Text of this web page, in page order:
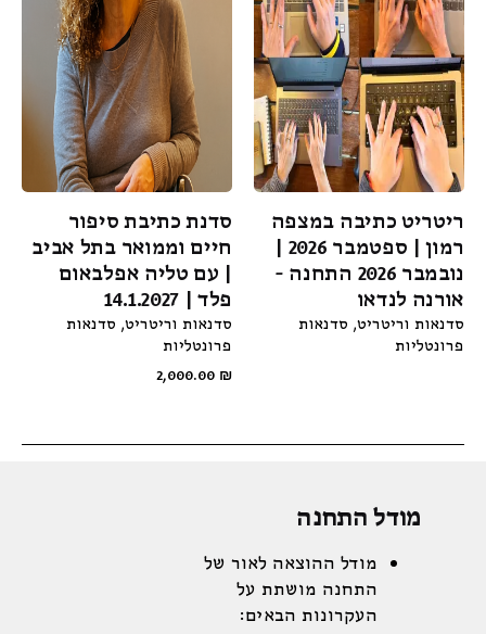
ריטריט כתיבה במצפה
רמון | ספטמבר 2026 |
נובמבר 2026 התחנה -
אורנה לנדאו
סדנאות וריטריט סדנאות
פרונטליות
סדנת כתיבת סיפור
חיים וממואר בתל אביב
| עם טליה אפלבאום
פלד | 14.1.2027
סדנאות וריטריט סדנאות
פרונטליות
2,000.00 ₪
מודל התחנה
מודל ההוצאה לאור של
התחנה מושתת על
העקרונות הבאים: